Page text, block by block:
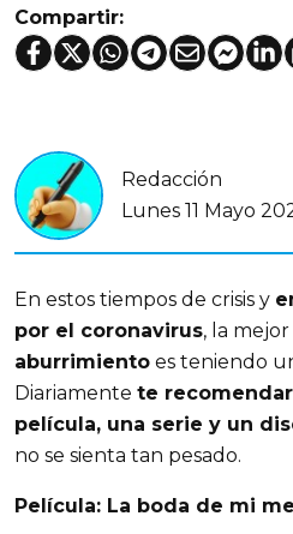
Compartir:
Redacción
Lunes 11 Mayo
En estos tiempos de crisis y
por el coronavirus, la
aburrimiento es teniendo
Diariamente te
película, una serie y un
no se sienta tan pesado.
Película: La boda de mi